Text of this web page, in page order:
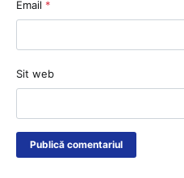
Email *
Sit web